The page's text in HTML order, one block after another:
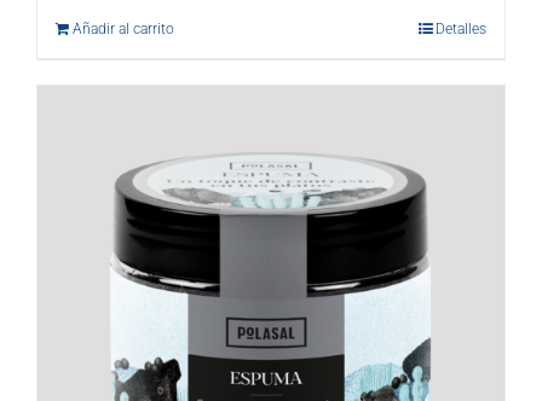
Añadir al carrito Detalles